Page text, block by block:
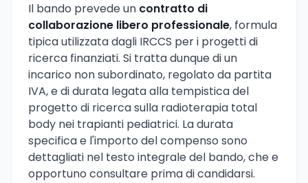
Il bando prevede un contratto di
collaborazione libero professionale, formula
tipica utilizzata dagli IRCCS per i progetti di
ricerca finanziati. Si tratta dunque di un
incarico non subordinato, regolato da partita
IVA, e di durata legata alla tempistica del
progetto di ricerca sulla radioterapia total
body nei trapianti pediatrici. La durata
specifica e l'importo del compenso sono
dettagliati nel testo integrale del bando, che e
opportuno consultare prima di candidarsi.